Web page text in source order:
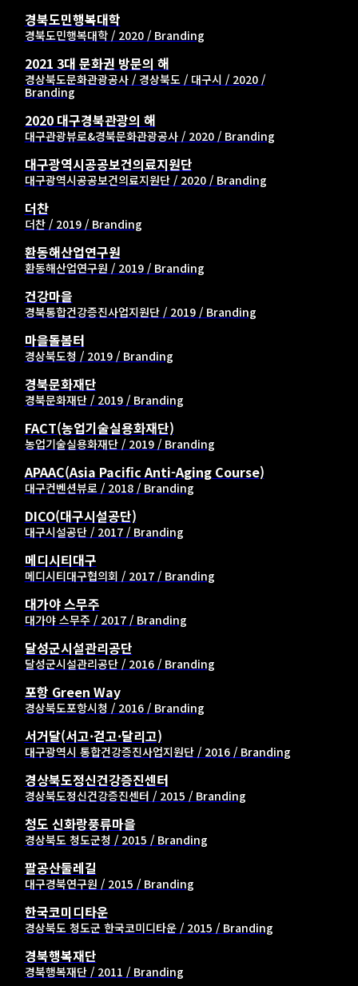
경북도민행복대학
경북도민행복대학 / 2020 / Branding
2021 3대 문화권 방문의 해
경상북도문화관광공사 / 경상북도 / 대구시 / 2020 /
Branding
2020 대구경북관광의 해
대구관광뷰로&경북문화관광공사 / 2020 / Branding
대구광역시공공보건의료지원단
대구광역시공공보건의료지원단 / 2020 / Branding
더찬
더찬 / 2019 / Branding
환동해산업연구원
환동해산업연구원 / 2019 / Branding
건강마을
경북통합건강증진사업지원단 / 2019 / Branding
마을돌봄터
경상북도청 / 2019 / Branding
경북문화재단
경북문화재단 / 2019 / Branding
FACT(농업기술실용화재단)
농업기술실용화재단 / 2019 / Branding
APAAC(Asia Pacific Anti-Aging Course)
대구컨벤션뷰로 / 2018 / Branding
DICO(대구시설공단)
대구시설공단 / 2017 / Branding
메디시티대구
메디시티대구협의회 / 2017 / Branding
대가야 스무주
대가야 스무주 / 2017 / Branding
달성군시설관리공단
달성군시설관리공단 / 2016 / Branding
포항 Green Way
경상북도포항시청 / 2016 / Branding
서거달(서고·걷고·달리고)
대구광역시 통합건강증진사업지원단 / 2016 / Branding
경상북도정신건강증진센터
경상북도정신건강증진센터 / 2015 / Branding
청도 신화랑풍류마을
경상북도 청도군청 / 2015 / Branding
팔공산둘레길
대구경북연구원 / 2015 / Branding
한국코미디타운
경상북도 청도군 한국코미디타운 / 2015 / Branding
경북행복재단
경북행복재단 / 2011 / Branding